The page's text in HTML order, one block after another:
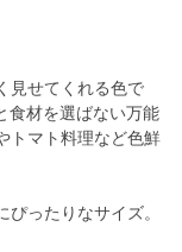
見せてくれる色で
食材を選ばない万能
トマト料理など色鮮
ったりなサイズ。